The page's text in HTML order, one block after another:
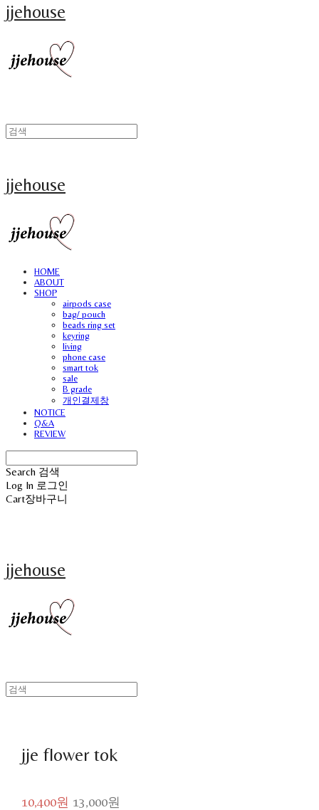
jjehouse
jjehouse
HOME
ABOUT
SHOP
airpods case
bag/ pouch
beads ring set
keyring
living
phone case
smart tok
sale
B grade
개인결제창
NOTICE
Q&A
REVIEW
Search 검색
Log In 로그인
Cart장바구니
jjehouse
jje flower tok
10,400원 13,000원